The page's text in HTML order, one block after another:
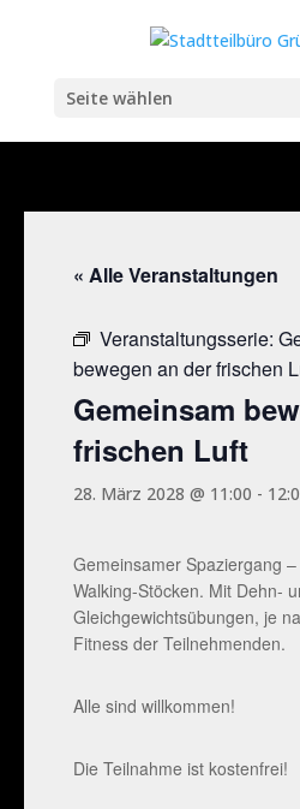
Seite wählen
« Alle Veranstaltungen
Veranstaltungsserie:
bewegen an der frischen
Gemeinsam
frischen Luft
28. März 2028 @ 11:00 -
Gemeinsamer Spaziergang
Walking-Stöcken. Mit Dehn-
Gleichgewichtsübungen, je
Fitness der Teilnehmenden.
Alle sind willkommen!
Die Teilnahme ist kostenfrei!